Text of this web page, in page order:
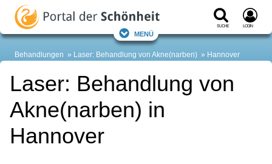
Suche Login
Menü
Behandlungen Laser: Behandlung von Akne(narben) Hannover
Laser: Behandlung von
Akne(narben) in
Hannover